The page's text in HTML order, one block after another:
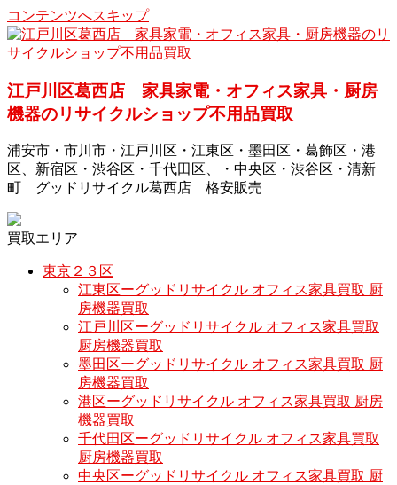
コンテンツへスキップ
江戸川区葛西店 家具家電・オフィス家具・厨房
機器のリサイクルショップ不用品買取
浦安市・市川市・江戸川区・江東区・墨田区・葛飾区・港
区、新宿区・渋谷区・千代田区、・中央区・渋谷区・清新
町 グッドリサイクル葛西店 格安販売
買取エリア
東京２３区
江東区ーグッドリサイクル オフィス家具買取 厨
房機器買取
江戸川区ーグッドリサイクル オフィス家具買取
厨房機器買取
墨田区ーグッドリサイクル オフィス家具買取 厨
房機器買取
港区ーグッドリサイクル オフィス家具買取 厨房
機器買取
千代田区ーグッドリサイクル オフィス家具買取
厨房機器買取
中央区ーグッドリサイクル オフィス家具買取 厨